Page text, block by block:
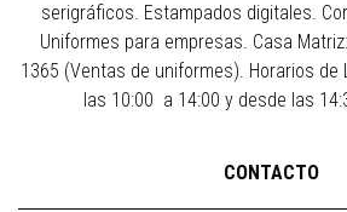
serigráficos. Estampados digitales.
Uniformes para empresas. Casa
1365 (Ventas de uniformes). Horarios de
las 10:00 a 14:00 y desde las
CONTACTO